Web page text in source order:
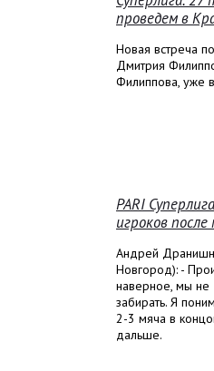
проведем в
Новая встреча
Дмитрия
Филиппова, уже
PARI
игроков
Андрей
Новгород): -
наверное, мы не
забирать. Я
2-3 мяча в
дальше.